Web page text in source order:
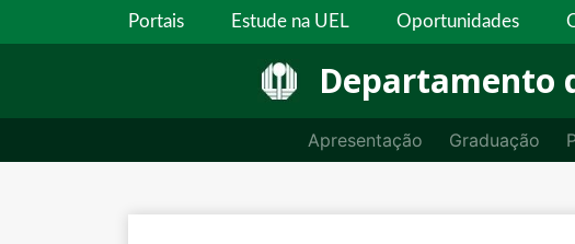
Portais Estude na UEL Oportunidades
Departamento
Apresentação Graduação